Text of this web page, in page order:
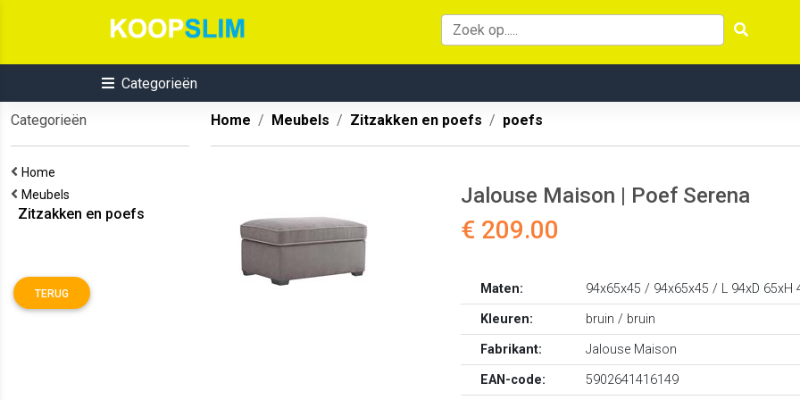
Categorieën
Categorieën
Home
Meubels
Zitzakken en poefs
TERUG
Home Meubels Zitzakken en poefs poefs
Jalouse Maison | Poef Serena
€ 209.00
Maten:
94x65x45 / 94x65x45 / L 94xD 65xH
Kleuren:
bruin / bruin
Fabrikant:
Jalouse Maison
EAN-code:
5902641416149